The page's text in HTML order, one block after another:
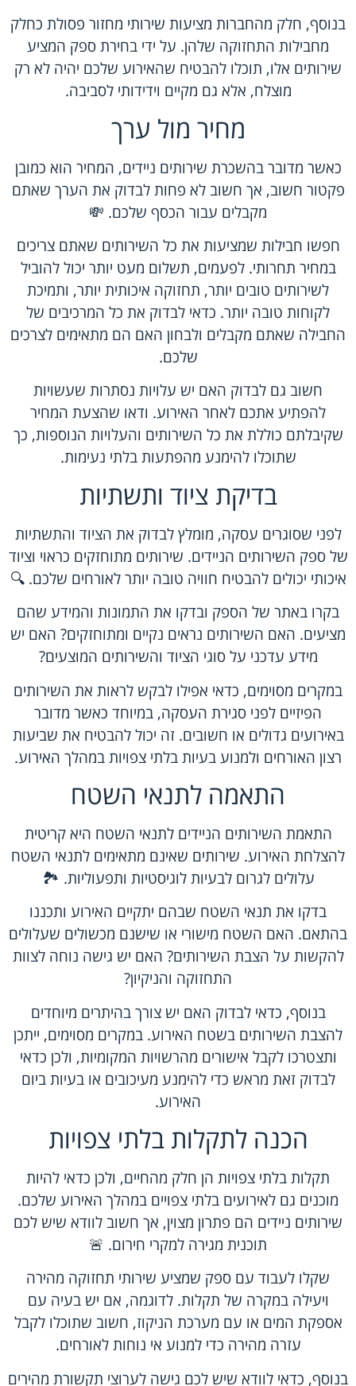
בנוסף, חלק מהחברות מציעות שירותי מחזור פסולת כחלק
מחבילות התחזוקה שלהן. על ידי בחירת ספק המציע
שירותים אלו, תוכלו להבטיח שהאירוע שלכם יהיה לא רק
מוצלח, אלא גם מקיים וידידותי לסביבה.
מחיר מול ערך
כאשר מדובר בהשכרת שירותים ניידים, המחיר הוא כמובן
פקטור חשוב, אך חשוב לא פחות לבדוק את הערך שאתם
מקבלים עבור הכסף שלכם. 💸
חפשו חבילות שמציעות את כל השירותים שאתם צריכים
במחיר תחרותי. לפעמים, תשלום מעט יותר יכול להוביל
לשירותים טובים יותר, תחזוקה איכותית יותר, ותמיכת
לקוחות טובה יותר. כדאי לבדוק את כל המרכיבים של
החבילה שאתם מקבלים ולבחון האם הם מתאימים לצרכים
שלכם.
חשוב גם לבדוק האם יש עלויות נסתרות שעשויות
להפתיע אתכם לאחר האירוע. ודאו שהצעת המחיר
שקיבלתם כוללת את כל השירותים והעלויות הנוספות, כך
שתוכלו להימנע מהפתעות בלתי נעימות.
בדיקת ציוד ותשתיות
לפני שסוגרים עסקה, מומלץ לבדוק את הציוד והתשתיות
של ספק השירותים הניידים. שירותים מתוחזקים כראוי וציוד
איכותי יכולים להבטיח חוויה טובה יותר לאורחים שלכם. 🔍
בקרו באתר של הספק ובדקו את התמונות והמידע שהם
מציעים. האם השירותים נראים נקיים ומתוחזקים? האם יש
מידע עדכני על סוגי הציוד והשירותים המוצעים?
במקרים מסוימים, כדאי אפילו לבקש לראות את השירותים
הפיזיים לפני סגירת העסקה, במיוחד כאשר מדובר
באירועים גדולים או חשובים. זה יכול להבטיח את שביעות
רצון האורחים ולמנוע בעיות בלתי צפויות במהלך האירוע.
התאמה לתנאי השטח
התאמת השירותים הניידים לתנאי השטח היא קריטית
להצלחת האירוע. שירותים שאינם מתאימים לתנאי השטח
עלולים לגרום לבעיות לוגיסטיות ותפעוליות. 🏞️
בדקו את תנאי השטח שבהם יתקיים האירוע ותכננו
בהתאם. האם השטח מישורי או שישנם מכשולים שעלולים
להקשות על הצבת השירותים? האם יש גישה נוחה לצוות
התחזוקה והניקיון?
בנוסף, כדאי לבדוק האם יש צורך בהיתרים מיוחדים
להצבת השירותים בשטח האירוע. במקרים מסוימים, ייתכן
ותצטרכו לקבל אישורים מהרשויות המקומיות, ולכן כדאי
לבדוק זאת מראש כדי להימנע מעיכובים או בעיות ביום
האירוע.
הכנה לתקלות בלתי צפויות
תקלות בלתי צפויות הן חלק מהחיים, ולכן כדאי להיות
מוכנים גם לאירועים בלתי צפויים במהלך האירוע שלכם.
שירותים ניידים הם פתרון מצוין, אך חשוב לוודא שיש לכם
תוכנית מגירה למקרי חירום. 🚨
שקלו לעבוד עם ספק שמציע שירותי תחזוקה מהירה
ויעילה במקרה של תקלות. לדוגמה, אם יש בעיה עם
אספקת המים או עם מערכת הניקוז, חשוב שתוכלו לקבל
עזרה מהירה כדי למנוע אי נוחות לאורחים.
בנוסף, כדאי לוודא שיש לכם גישה לערוצי תקשורת מהירים